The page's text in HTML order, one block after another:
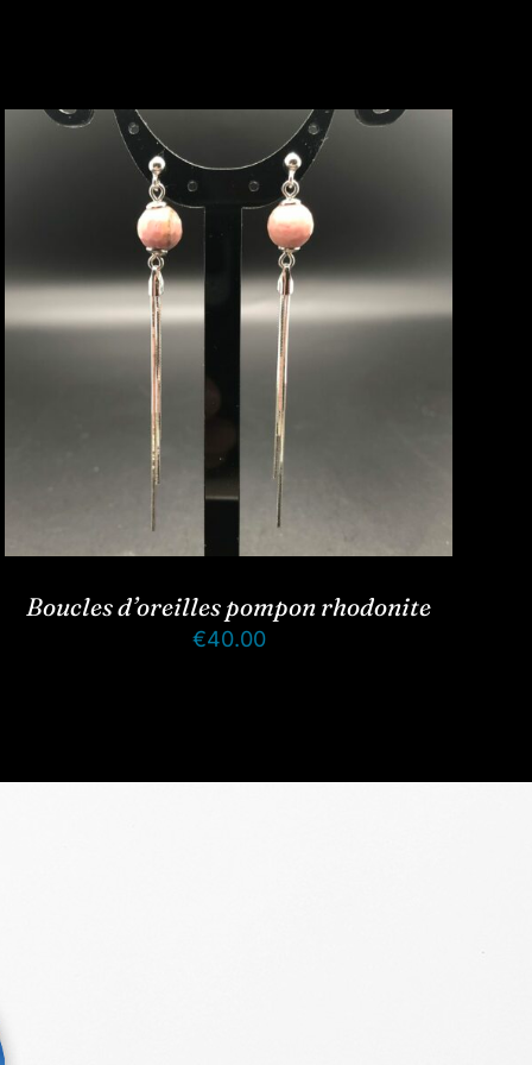
Boucles d’oreilles pompon rhodonite
€40.00